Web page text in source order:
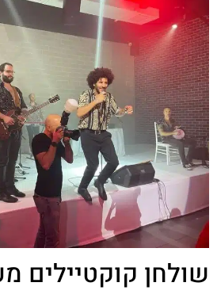
שולחן קוקטיילים